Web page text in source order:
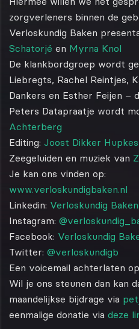
zorgverleners binnen de
Verloskundig Baken
Schatorjé en Myrna Knol
De klankbordgroep wordt
Liebregts, Rachel Reintjes,
Dankers en Esther Feijen –
Peters Datapraatje wordt
Achterberg
Editing: Joost Dikker Hupkes
Zeegeluiden en muziek van
Je kan ons vinden op:
www.verloskundigbaken.nl
Linkedin: Verloskundig Baken
Instagram:
Facebook: Verloskundig
Twitter: @verloskundigb
Een voicemail achterlaten
Wil je ons steunen dan kan
maandelijkse bijdrage via
eenmalige donatie via deze